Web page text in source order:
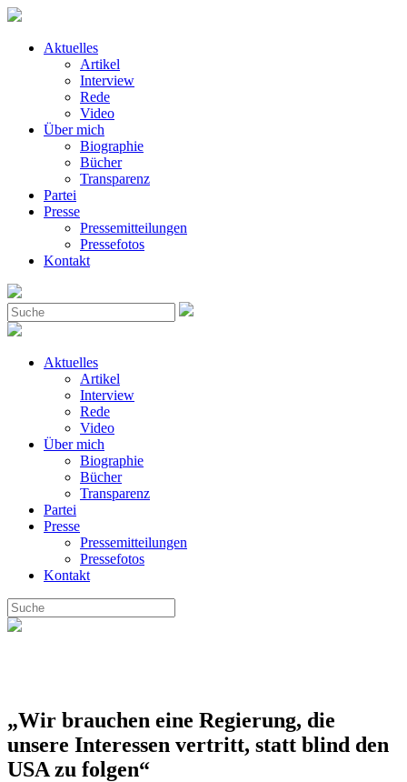
Aktuelles
Artikel
Interview
Rede
Video
Über mich
Biographie
Bücher
Transparenz
Partei
Presse
Pressemitteilungen
Pressefotos
Kontakt
Aktuelles
Artikel
Interview
Rede
Video
Über mich
Biographie
Bücher
Transparenz
Partei
Presse
Pressemitteilungen
Pressefotos
Kontakt
„Wir brauchen eine Regierung, die
unsere Interessen vertritt, statt blind den
USA zu folgen“